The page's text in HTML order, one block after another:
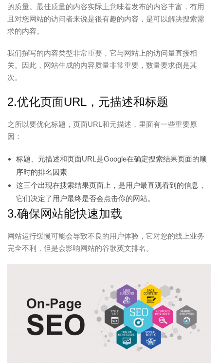
的质量。最佳质量的内容实际上意味着发布的内容丰富，有用
且对您网站的访问者来说是很有趣的内容，是可以解决搜索需
求的内容。
我们撰写的内容类型非常重要，它与网站上的访问量直接相
关。因此，网站生成的内容质量非常重要，数量要求倒是其
次。
2.优化页面URL，元描述和标题
之所以要优化标题，页面URL和元描述，里面有一些重要原
因：
标题、元描述和页面URL是Google在确定搜索结果页面的顺
序时的排名因素
这三个出现在搜索结果页面上，是用户最直观看到的信息，
它们决定了用户最终是否会点击你的网站。
3.确保网站能快速加载
网站运行缓慢可能会导致不良的用户体验，它对您的线上业务
完全不利，但是会影响网站的谷歌英文排名。